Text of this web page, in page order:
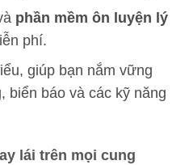
phần mềm ôn luyện lý
phí.
giúp bạn nắm vững
biển báo và các kỹ năng
lái trên mọi cung